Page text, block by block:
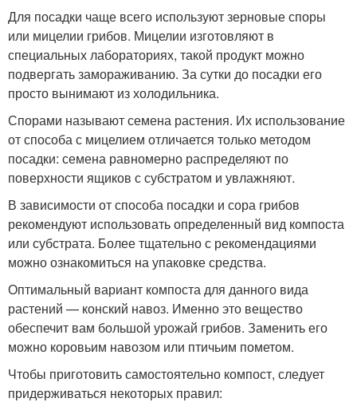
Для посадки чаще всего используют зерновые споры
или мицелии грибов. Мицелии изготовляют в
специальных лабораториях, такой продукт можно
подвергать замораживанию. За сутки до посадки его
просто вынимают из холодильника.
Спорами называют семена растения. Их использование
от способа с мицелием отличается только методом
посадки: семена равномерно распределяют по
поверхности ящиков с субстратом и увлажняют.
В зависимости от способа посадки и сора грибов
рекомендуют использовать определенный вид компоста
или субстрата. Более тщательно с рекомендациями
можно ознакомиться на упаковке средства.
Оптимальный вариант компоста для данного вида
растений — конский навоз. Именно это вещество
обеспечит вам большой урожай грибов. Заменить его
можно коровьим навозом или птичьим пометом.
Чтобы приготовить самостоятельно компост, следует
придерживаться некоторых правил: